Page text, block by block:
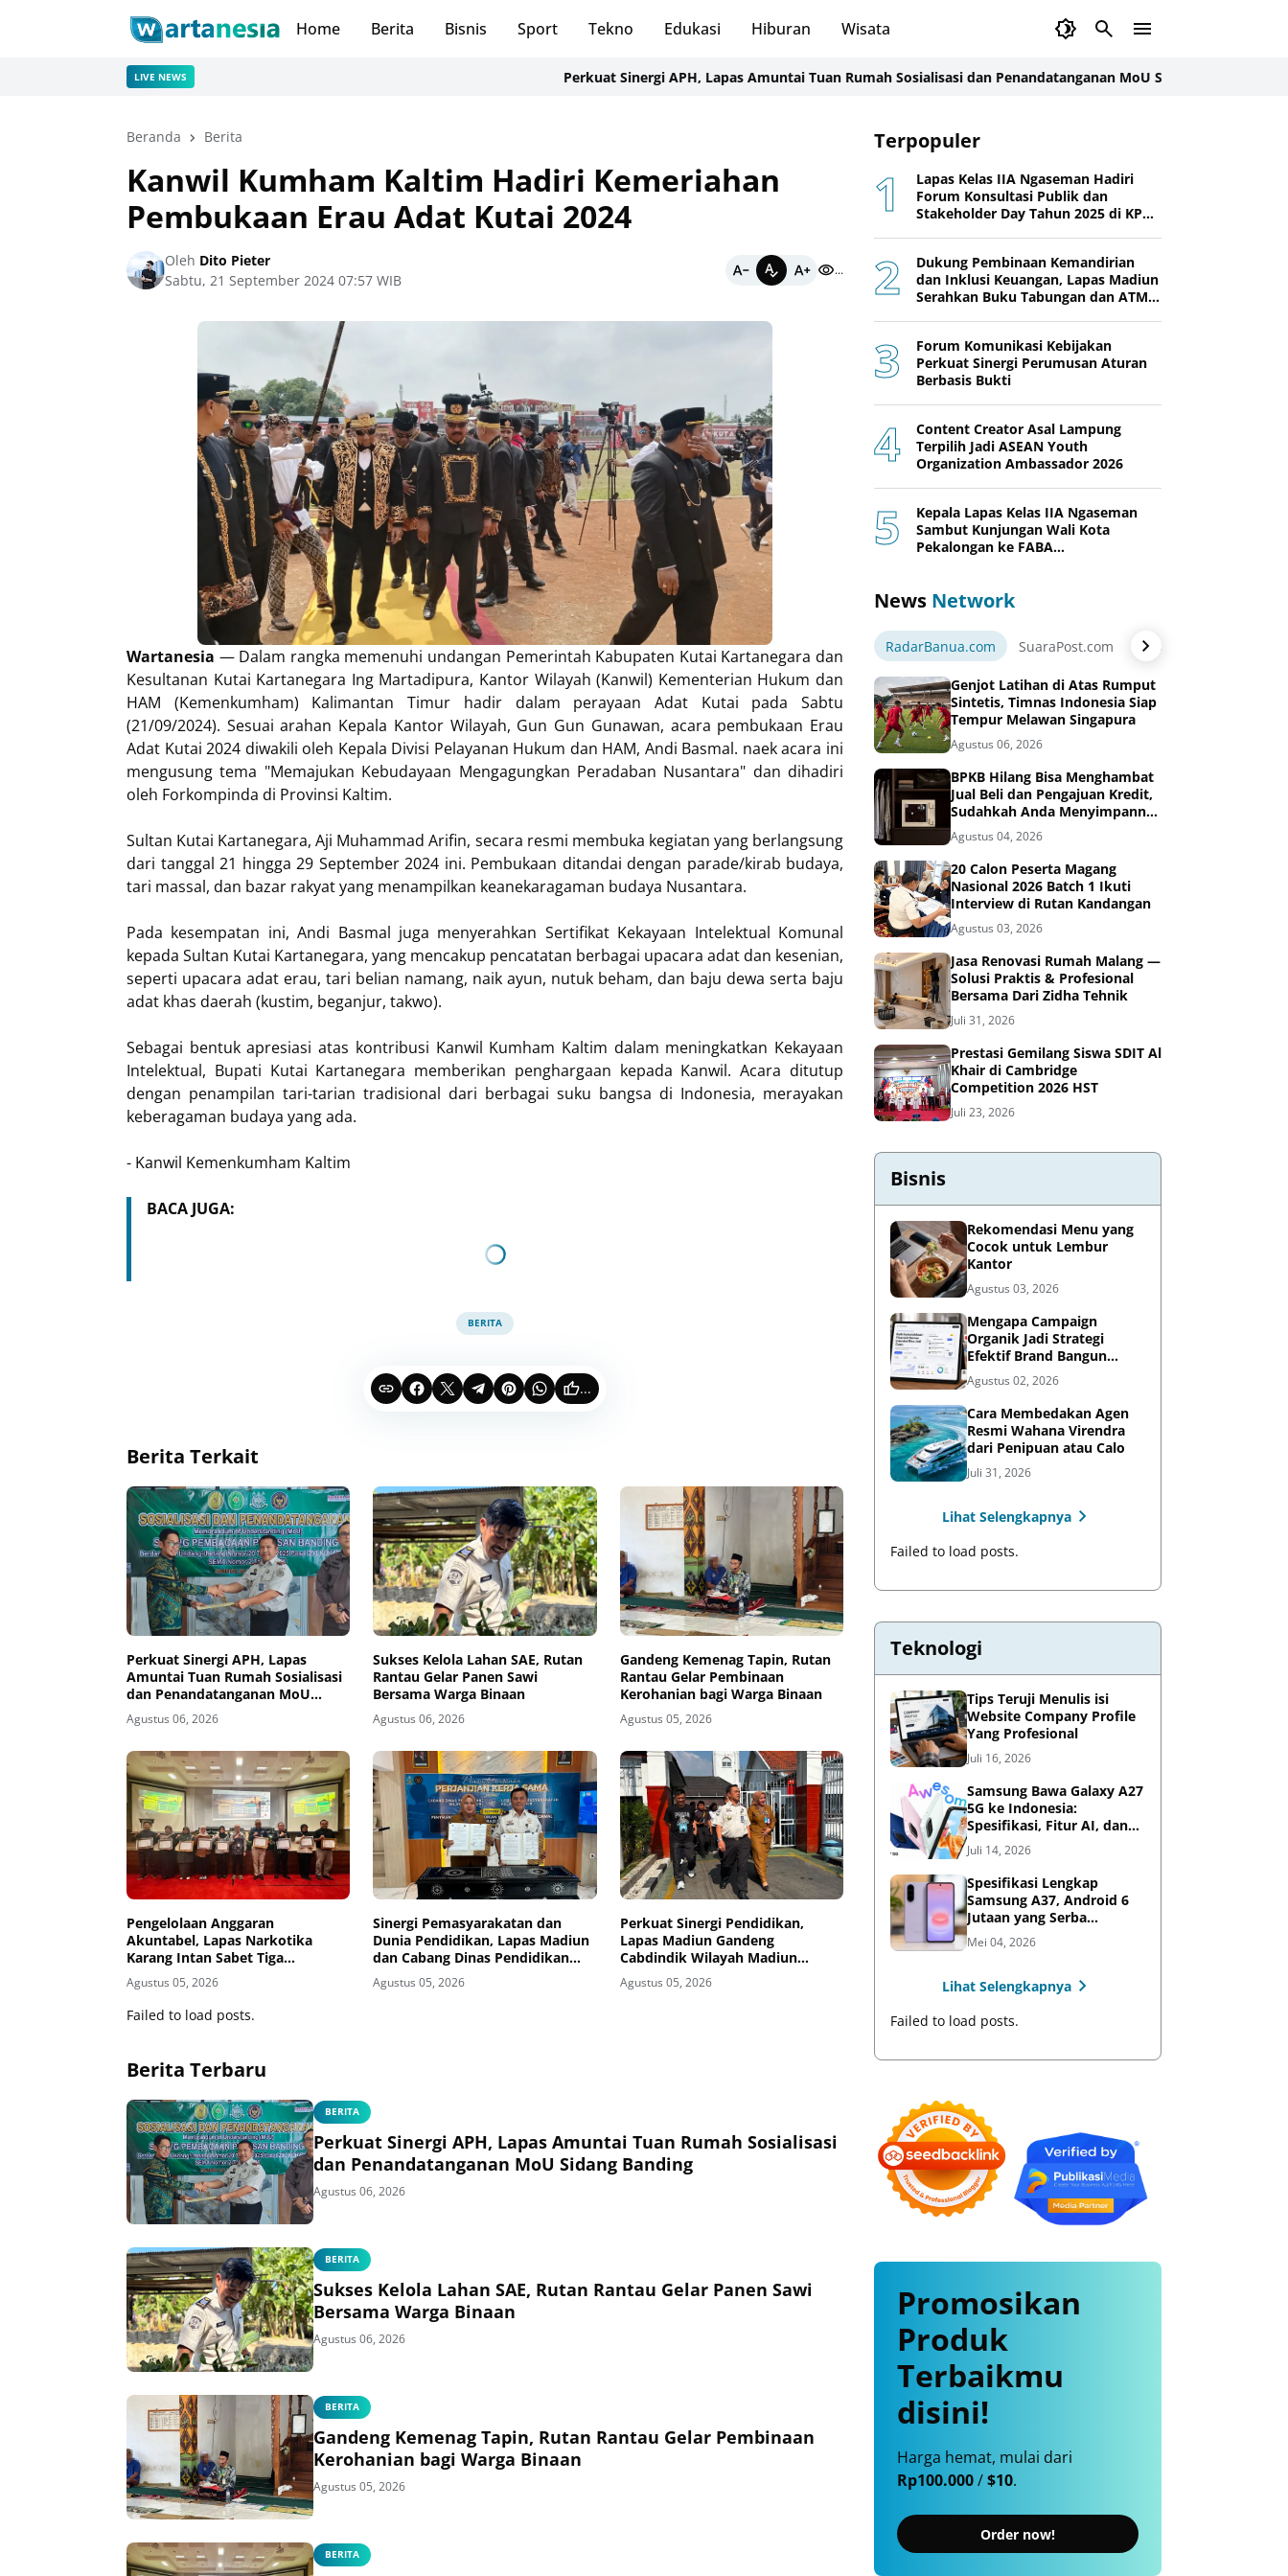
Home Berita Bisnis Sport Tekno Edukasi Hiburan Wisata
LIVE NEWS Perkuat Sinergi APH, Lapas Amuntai Tuan Rumah Sosialisasi dan Penandatanganan MoU Sidang Banding
Beranda Berita
Kanwil Kumham Kaltim Hadiri Kemeriahan
Pembukaan Erau Adat Kutai 2024
Oleh Dito Pieter
Sabtu, 21 September 2024 07:57 WIB
...
Wartanesia — Dalam rangka memenuhi undangan Pemerintah Kabupaten Kutai Kartanegara dan
Kesultanan Kutai Kartanegara Ing Martadipura, Kantor Wilayah (Kanwil) Kementerian Hukum dan
HAM (Kemenkumham) Kalimantan Timur hadir dalam perayaan Adat Kutai pada Sabtu
(21/09/2024). Sesuai arahan Kepala Kantor Wilayah, Gun Gun Gunawan, acara pembukaan Erau
Adat Kutai 2024 diwakili oleh Kepala Divisi Pelayanan Hukum dan HAM, Andi Basmal. naek acara ini
mengusung tema "Memajukan Kebudayaan Mengagungkan Peradaban Nusantara" dan dihadiri
oleh Forkompinda di Provinsi Kaltim.
Sultan Kutai Kartanegara, Aji Muhammad Arifin, secara resmi membuka kegiatan yang berlangsung
dari tanggal 21 hingga 29 September 2024 ini. Pembukaan ditandai dengan parade/kirab budaya,
tari massal, dan bazar rakyat yang menampilkan keanekaragaman budaya Nusantara.
Pada kesempatan ini, Andi Basmal juga menyerahkan Sertifikat Kekayaan Intelektual Komunal
kepada Sultan Kutai Kartanegara, yang mencakup pencatatan berbagai upacara adat dan kesenian,
seperti upacara adat erau, tari belian namang, naik ayun, nutuk beham, dan baju dewa serta baju
adat khas daerah (kustim, beganjur, takwo).
Sebagai bentuk apresiasi atas kontribusi Kanwil Kumham Kaltim dalam meningkatkan Kekayaan
Intelektual, Bupati Kutai Kartanegara memberikan penghargaan kepada Kanwil. Acara ditutup
dengan penampilan tari-tarian tradisional dari berbagai suku bangsa di Indonesia, merayakan
keberagaman budaya yang ada.
- Kanwil Kemenkumham Kaltim
BACA JUGA:
BERITA
...
Berita Terkait
Perkuat Sinergi APH, Lapas
Amuntai Tuan Rumah Sosialisasi
dan Penandatanganan MoU
Sidang Banding
Agustus 06, 2026
Sukses Kelola Lahan SAE, Rutan
Rantau Gelar Panen Sawi
Bersama Warga Binaan
Agustus 06, 2026
Gandeng Kemenag Tapin, Rutan
Rantau Gelar Pembinaan
Kerohanian bagi Warga Binaan
Agustus 05, 2026
Pengelolaan Anggaran
Akuntabel, Lapas Narkotika
Karang Intan Sabet Tiga
Penghargaan KPPN Banjarmasin
Agustus 05, 2026
Sinergi Pemasyarakatan dan
Dunia Pendidikan, Lapas Madiun
dan Cabang Dinas Pendidikan
Wilayah Madiun Jalin Kerja Sama
Pendidikan Vokasi Teknik
Agustus 05, 2026
Perkuat Sinergi Pendidikan,
Lapas Madiun Gandeng
Cabdindik Wilayah Madiun
Hadirkan Program TITL
Agustus 05, 2026
Failed to load posts.
Berita Terbaru
BERITA
Perkuat Sinergi APH, Lapas Amuntai Tuan Rumah Sosialisasi
dan Penandatanganan MoU Sidang Banding
Agustus 06, 2026
BERITA
Sukses Kelola Lahan SAE, Rutan Rantau Gelar Panen Sawi
Bersama Warga Binaan
Agustus 06, 2026
BERITA
Gandeng Kemenag Tapin, Rutan Rantau Gelar Pembinaan
Kerohanian bagi Warga Binaan
Agustus 05, 2026
BERITA
Terpopuler
Lapas Kelas IIA Ngaseman Hadiri
Forum Konsultasi Publik dan
Stakeholder Day Tahun 2025 di KPPN
Dukung Pembinaan Kemandirian
dan Inklusi Keuangan, Lapas Madiun
Serahkan Buku Tabungan dan ATM
Forum Komunikasi Kebijakan
Perkuat Sinergi Perumusan Aturan
Berbasis Bukti
Content Creator Asal Lampung
Terpilih Jadi ASEAN Youth
Organization Ambassador 2026
Kepala Lapas Kelas IIA Ngaseman
Sambut Kunjungan Wali Kota
Pekalongan ke FABA
News Network
RadarBanua.com SuaraPost.com NarasiNews.com
Genjot Latihan di Atas Rumput
Sintetis, Timnas Indonesia Siap
Tempur Melawan Singapura
Agustus 06, 2026
BPKB Hilang Bisa Menghambat
Jual Beli dan Pengajuan Kredit,
Sudahkah Anda Menyimpannya
di Brankas BPKB?
Agustus 04, 2026
20 Calon Peserta Magang
Nasional 2026 Batch 1 Ikuti
Interview di Rutan Kandangan
Agustus 03, 2026
Jasa Renovasi Rumah Malang —
Solusi Praktis & Profesional
Bersama Dari Zidha Tehnik
Juli 31, 2026
Prestasi Gemilang Siswa SDIT Al
Khair di Cambridge
Competition 2026 HST
Juli 23, 2026
Bisnis
Rekomendasi Menu yang
Cocok untuk Lembur
Kantor
Agustus 03, 2026
Mengapa Campaign
Organik Jadi Strategi
Efektif Brand Bangun
Awareness di Media Sosial
Agustus 02, 2026
Cara Membedakan Agen
Resmi Wahana Virendra
dari Penipuan atau Calo
Juli 31, 2026
Lihat Selengkapnya
Failed to load posts.
Teknologi
Tips Teruji Menulis isi
Website Company Profile
Yang Profesional
Juli 16, 2026
Samsung Bawa Galaxy A27
5G ke Indonesia:
Spesifikasi, Fitur AI, dan
Harga Resmi
Juli 14, 2026
Spesifikasi Lengkap
Samsung A37, Android 6
Jutaan yang Serba
Lengkap
Mei 04, 2026
Lihat Selengkapnya
Failed to load posts.
Promosikan
Produk
Terbaikmu
disini!
Harga hemat, mulai dari
Rp100.000/$10.
Order now!